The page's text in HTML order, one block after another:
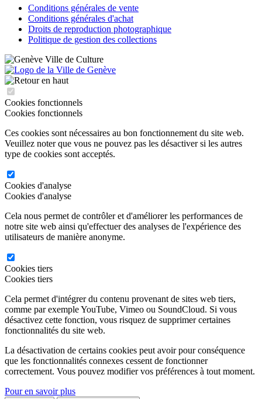
Conditions générales de vente
Conditions générales d'achat
Droits de reproduction photographique
Politique de gestion des collections
Cookies fonctionnels
Cookies fonctionnels
Ces cookies sont nécessaires au bon fonctionnement du site web.
Veuillez noter que vous ne pouvez pas les désactiver si les autres
type de cookies sont acceptés.
Cookies d'analyse
Cookies d'analyse
Cela nous permet de contrôler et d'améliorer les performances de
notre site web ainsi qu'effectuer des analyses de l'expérience des
utilisateurs de manière anonyme.
Cookies tiers
Cookies tiers
Cela permet d'intégrer du contenu provenant de sites web tiers,
comme par exemple YouTube, Vimeo ou SoundCloud. Si vous
désactivez cette fonction, vous risquez de supprimer certaines
fonctionnalités du site web.
La désactivation de certains cookies peut avoir pour conséquence
que les fonctionnalités connexes cessent de fonctionner
correctement. Vous pouvez modifier vos préférences à tout moment.
Pour en savoir plus